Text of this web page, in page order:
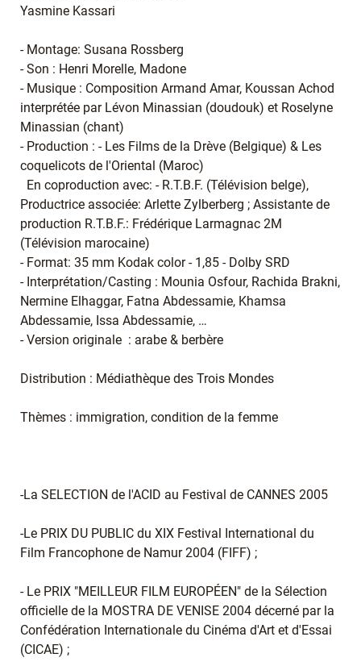
Yasmine Kassari
- Montage: Susana Rossberg
- Son : Henri Morelle, Madone
- Musique : Composition Armand Amar, Koussan Achod
interprétée par Lévon Minassian (doudouk) et Roselyne
Minassian (chant)
- Production : - Les Films de la Drève (Belgique) & Les
coquelicots de l'Oriental (Maroc)
En coproduction avec: - R.T.B.F. (Télévision belge),
Productrice associée: Arlette Zylberberg ; Assistante de
production R.T.B.F.: Frédérique Larmagnac 2M
(Télévision marocaine)
- Format: 35 mm Kodak color - 1,85 - Dolby SRD
- Interprétation/Casting : Mounia Osfour, Rachida Brakni,
Nermine Elhaggar, Fatna Abdessamie, Khamsa
Abdessamie, Issa Abdessamie, …
- Version originale : arabe & berbère
Distribution : Médiathèque des Trois Mondes
Thèmes : immigration, condition de la femme
-La SELECTION de l'ACID au Festival de CANNES 2005
-Le PRIX DU PUBLIC du XIX Festival International du
Film Francophone de Namur 2004 (FIFF) ;
- Le PRIX "MEILLEUR FILM EUROPÉEN" de la Sélection
officielle de la MOSTRA DE VENISE 2004 décerné par la
Confédération Internationale du Cinéma d'Art et d'Essai
(CICAE) ;